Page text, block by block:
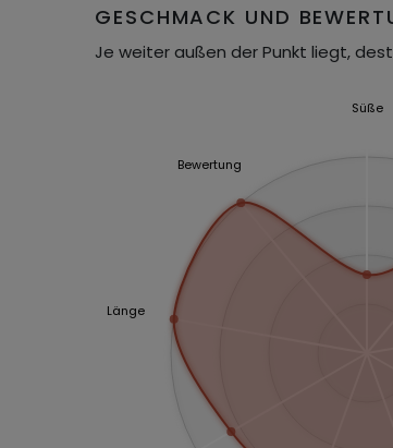
GESCHMACK UND
Je weiter außen der Punkt liegt,
Süße
Länge
Bewertung